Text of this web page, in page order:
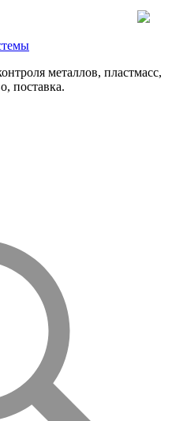
металлов, пластмасс,
поставка.